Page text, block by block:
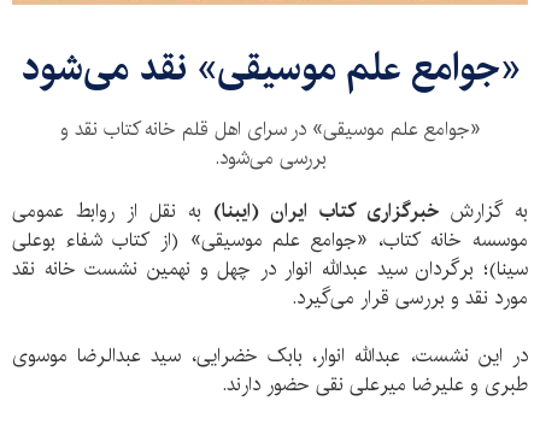
«جوامع علم موسیقی» نقد می‌شود
«جوامع علم موسیقی» در سرای اهل قلم خانه کتاب نقد و
بررسی می‌شود.
به گزارش خبرگزاری کتاب ایران (ایبنا) به نقل از روابط عمومی
موسسه خانه کتاب، «جوامع علم موسیقی» (از کتاب شفاء بوعلی
سینا)؛ برگردان سید عبدالله انوار در چهل و نهمین نشست خانه نقد
مورد نقد و بررسی قرار می‌گیرد.
در این نشست، عبدالله انوار، بابک خضرایی، سید عبدالرضا موسوی
طبری و علیرضا میرعلی نقی حضور دارند.